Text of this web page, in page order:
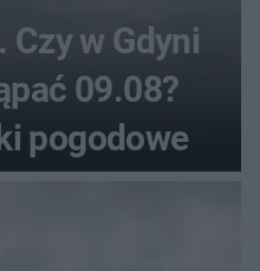
Czy w Gdyni
09.08?
pogodowe